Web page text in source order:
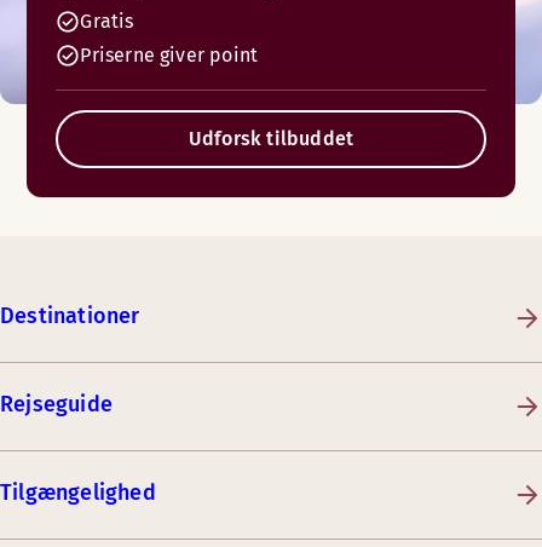
Gratis
Priserne giver point
Udforsk tilbuddet
Destinationer
Rejseguide
Tilgængelighed